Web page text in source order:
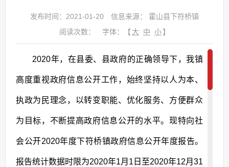
发布时间：2021-01-20
信息来源： 霍山县下符桥镇
阅读次数：
字体：【 大 中 小】
2020年，在县委、县政府的正确领导下，我镇
高度重视政府信息公开工作，始终坚持以人为本、
执政为民理念，以转变职能、优化服务、方便群众
为目标，不断提高政府信息公开的水平。现特向社
会公开2020年度下符桥镇政府信息公开年度报告。
报告统计数据时限为2020年1月1日至2020年12月31